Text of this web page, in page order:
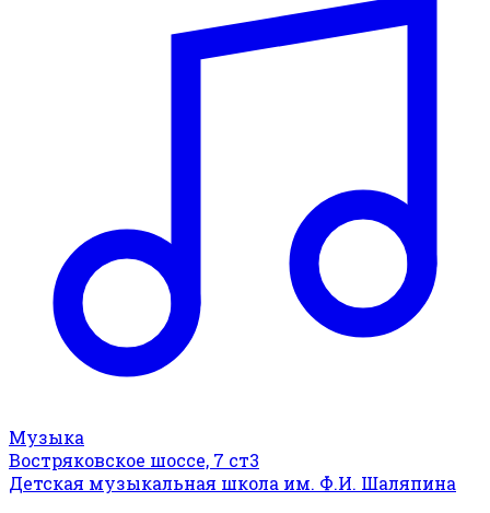
Музыка
Востряковское шоссе, 7 ст3
Детская музыкальная школа им. Ф.И. Шаляпина